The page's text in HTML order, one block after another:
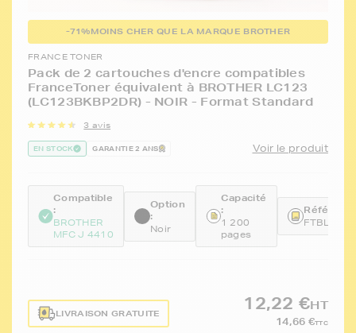
-71%MOINS CHER QUE LA MARQUE BROTHER
FRANCE TONER
Pack de 2 cartouches d'encre compatibles
FranceToner équivalent à BROTHER LC123
(LC123BKBP2DR) - NOIR - Format Standard
3 avis
EN STOCK GARANTIE 2 ANS Voir le produit
Compatible
:
BROTHER
MFC J 4410
Option
:
Noir
Capacité
:
1 200
pages
LIVRAISON GRATUITE
12,22 €HT
14,66 €TTC